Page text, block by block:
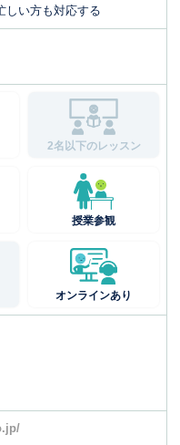
しい方も対応する
2名以下のレッスン
授業参観
オンラインあり